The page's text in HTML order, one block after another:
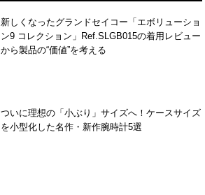
新しくなったグランドセイコー「エボリューショ
ン9 コレクション」Ref.SLGB015の着用レビュー
から製品の“価値”を考える
ついに理想の「小ぶり」サイズへ！ケースサイズ
を小型化した名作・新作腕時計5選